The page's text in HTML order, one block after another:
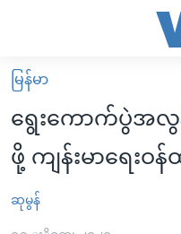
လွယ်ကူ
စေ
သည့်
Link
များ
မူလစာမျက်နှာ
မြန်မာ
ကမ္ဘာ့သတင်းများ
နိုင်ငံတကာ
ဗွီဒီယို
မြန်မာ
ရွေးကောက်ပွဲအလွ
ဖို့ ကျန်းမာရေး
ဆုမွန်